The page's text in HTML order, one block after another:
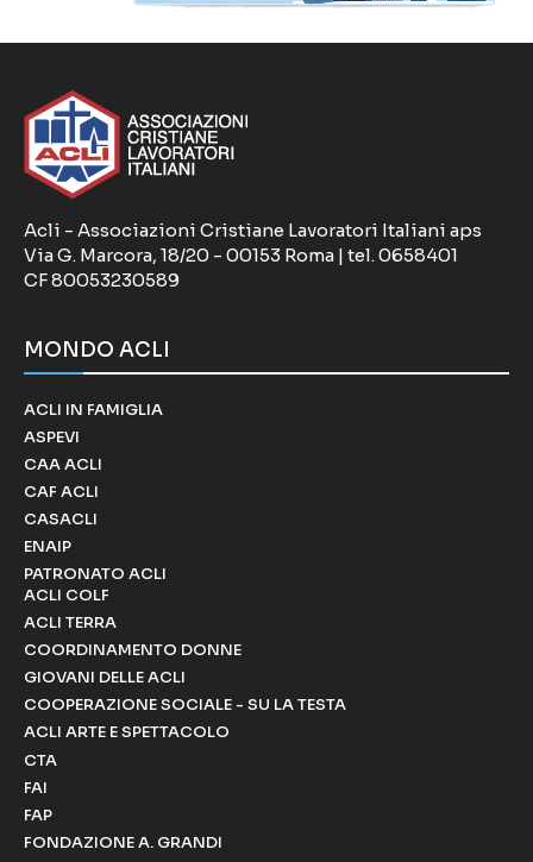
Acli - Associazioni Cristiane Lavoratori Italiani aps
Via G. Marcora, 18/20 - 00153 Roma | tel. 0658401
CF 80053230589
MONDO ACLI
ACLI IN FAMIGLIA
ASPEVI
CAA ACLI
CAF ACLI
CASACLI
ENAIP
PATRONATO ACLI
ACLI COLF
ACLI TERRA
COORDINAMENTO DONNE
GIOVANI DELLE ACLI
COOPERAZIONE SOCIALE - SU LA TESTA
ACLI ARTE E SPETTACOLO
CTA
FAI
FAP
FONDAZIONE A. GRANDI